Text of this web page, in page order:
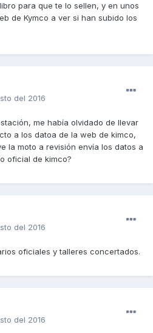
para que te lo sellen, y en unos
de Kymco a ver si han subido los
del 2016
me había olvidado de llevar
a los datoa de la web de kimco,
la moto a revisión envía los datos a
oficial de kimco?
del 2016
oficiales y talleres concertados.
del 2016